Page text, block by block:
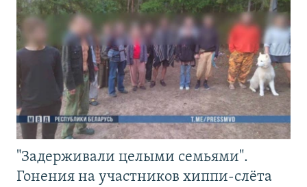
"Задерживали целыми семьями".
Гонения на участников хиппи-слёта